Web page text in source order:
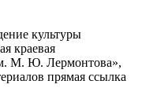
культуры
краевая
М. Ю. Лермонтова»,
прямая ссылка